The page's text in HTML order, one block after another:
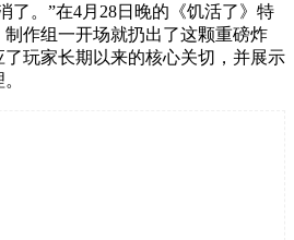
了。”在4月28日晚的《饥活了》特
作组一开场就扔出了这颗重磅炸
玩家长期以来的核心关切，并展示